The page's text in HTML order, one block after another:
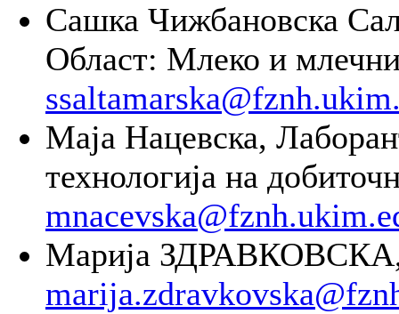
Сашка Чижбановска
Област: Млеко и
Маја Нацевска,
технологија на
Марија